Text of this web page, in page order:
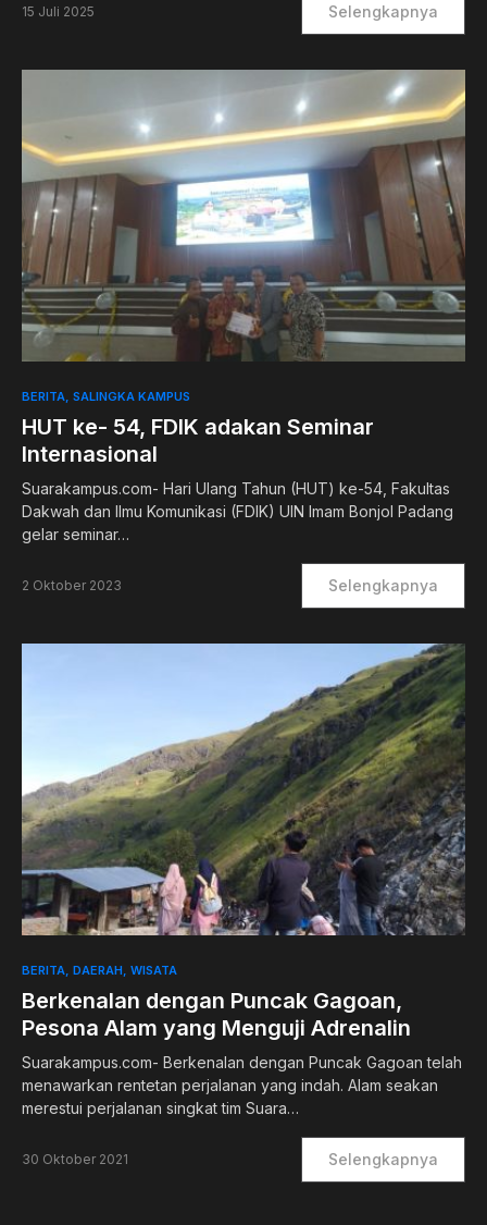
15 Juli 2025 Selengkapnya
BERITA SALINGKA KAMPUS
HUT ke- 54, FDIK adakan Seminar
Internasional
Suarakampus.com- Hari Ulang Tahun (HUT) ke-54, Fakultas
Dakwah dan Ilmu Komunikasi (FDIK) UIN Imam Bonjol Padang
gelar seminar…
2 Oktober 2023 Selengkapnya
BERITA DAERAH WISATA
Berkenalan dengan Puncak Gagoan,
Pesona Alam yang Menguji Adrenalin
Suarakampus.com- Berkenalan dengan Puncak Gagoan telah
menawarkan rentetan perjalanan yang indah. Alam seakan
merestui perjalanan singkat tim Suara…
30 Oktober 2021 Selengkapnya